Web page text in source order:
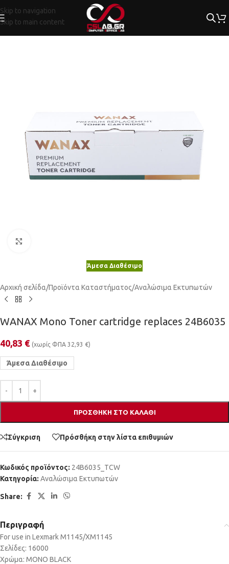
Skip to navigation
Skip to main content
Άμεσα Διαθέσιμο
Αρχική σελίδα/Προϊόντα Καταστήματος/Αναλώσιμα Εκτυπωτών
WANAX Mono Toner cartridge replaces 24B6035
40,83 € (χωρίς ΦΠΑ 32,93 €)
Άμεσα Διαθέσιμο
ΠΡΟΣΘΉΚΗ ΣΤΟ ΚΑΛΆΘΙ
Σύγκριση Πρόσθήκη στην λίστα επιθυμιών
Κωδικός προϊόντος: 24B6035_TCW
Κατηγορία: Αναλώσιμα Εκτυπωτών
Share:
Περιγραφή
For use in Lexmark M1145/XM1145
Σελίδες: 16000
Χρώμα: MONO BLACK